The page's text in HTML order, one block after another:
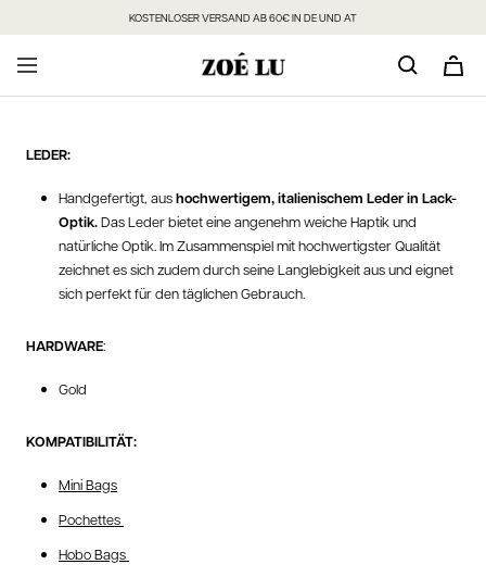
zum
Inhalt
KOSTENLOSER VERSAND AB 60€ IN DE UND AT
LEDER:
Handgefertigt, aushochwertigem, italienischem Leder in Lack-
Optik.Das Leder bietet eine angenehm weiche Haptik und
natürliche Optik. Im Zusammenspiel mit hochwertigster Qualität
zeichnet es sich zudem durch seine Langlebigkeit aus und eignet
sich perfekt für den täglichen Gebrauch.
HARDWARE:
Gold
KOMPATIBILITÄT:
Mini Bags
Pochettes
Hobo Bags